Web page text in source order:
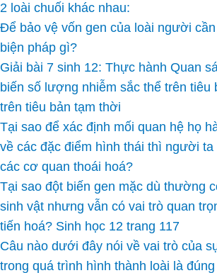
2 loài chuối khác nhau:
Để bảo vệ vốn gen của loài người
biện pháp gì?
Giải bài 7 sinh 12: Thực hành Quan
biến số lượng nhiễm sắc thể trên tiêu
trên tiêu bản tạm thời
Tại sao để xác định mối quan hệ họ
về các đặc điểm hình thái thì người
các cơ quan thoái hoá?
Tại sao đột biến gen mặc dù thường
sinh vật nhưng vẫn có vai trò quan
tiến hoá? Sinh học 12 trang 117
Câu nào dưới đây nói về vai trò của
trong quá trình hình thành loài là